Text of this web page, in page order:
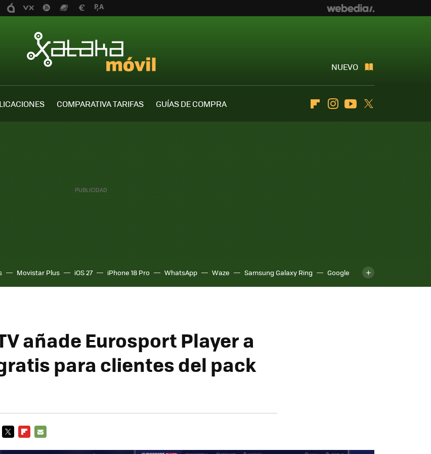
NUEVO
COMPARATIVA TARIFAS
GUÍAS DE COMPRA
FlipboardInstagramYoutube
Movistar Plus iOS 27 iPhone 18 Pro WhatsApp Waze Samsung Galaxy Ring
Google
añade Eurosport Player a
para clientes del pack